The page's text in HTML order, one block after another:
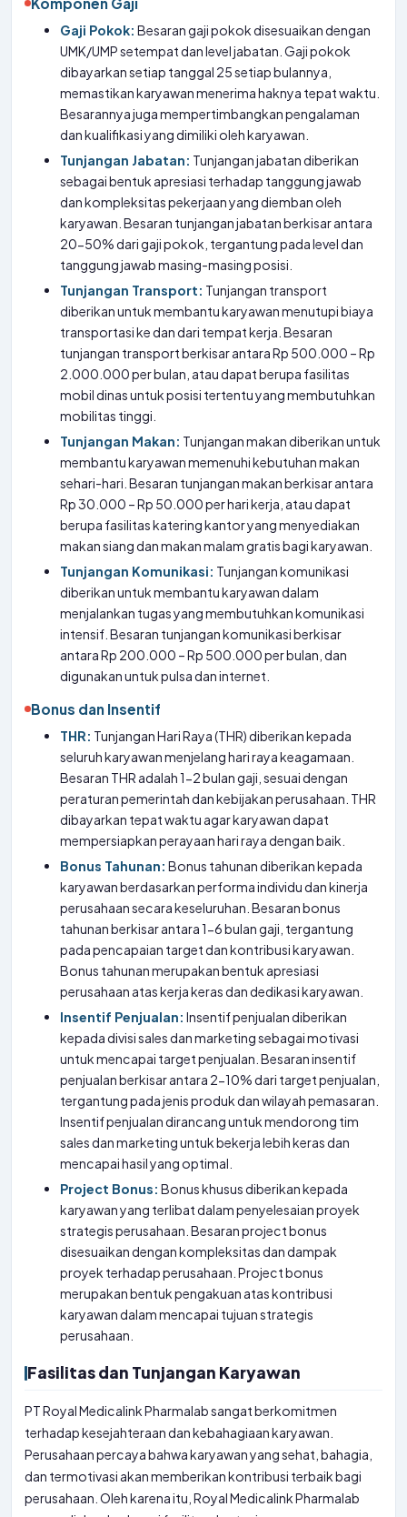
Gaji Pokok: Besaran gaji pokok disesuaikan dengan
UMK/UMP setempat dan level jabatan. Gaji pokok
dibayarkan setiap tanggal 25 setiap bulannya,
memastikan karyawan menerima haknya tepat waktu.
Besarannya juga mempertimbangkan pengalaman
dan kualifikasi yang dimiliki oleh karyawan.
Tunjangan Jabatan: Tunjangan jabatan diberikan
sebagai bentuk apresiasi terhadap tanggung jawab
dan kompleksitas pekerjaan yang diemban oleh
karyawan. Besaran tunjangan jabatan berkisar antara
20-50% dari gaji pokok, tergantung pada level dan
tanggung jawab masing-masing posisi.
Tunjangan Transport: Tunjangan transport
diberikan untuk membantu karyawan menutupi biaya
transportasi ke dan dari tempat kerja. Besaran
tunjangan transport berkisar antara Rp 500.000 – Rp
2.000.000 per bulan, atau dapat berupa fasilitas
mobil dinas untuk posisi tertentu yang membutuhkan
mobilitas tinggi.
Tunjangan Makan: Tunjangan makan diberikan untuk
membantu karyawan memenuhi kebutuhan makan
sehari-hari. Besaran tunjangan makan berkisar antara
Rp 30.000 – Rp 50.000 per hari kerja, atau dapat
berupa fasilitas katering kantor yang menyediakan
makan siang dan makan malam gratis bagi karyawan.
Tunjangan Komunikasi: Tunjangan komunikasi
diberikan untuk membantu karyawan dalam
menjalankan tugas yang membutuhkan komunikasi
intensif. Besaran tunjangan komunikasi berkisar
antara Rp 200.000 – Rp 500.000 per bulan, dan
digunakan untuk pulsa dan internet.
Bonus dan Insentif
THR: Tunjangan Hari Raya (THR) diberikan kepada
seluruh karyawan menjelang hari raya keagamaan.
Besaran THR adalah 1-2 bulan gaji, sesuai dengan
peraturan pemerintah dan kebijakan perusahaan. THR
dibayarkan tepat waktu agar karyawan dapat
mempersiapkan perayaan hari raya dengan baik.
Bonus Tahunan: Bonus tahunan diberikan kepada
karyawan berdasarkan performa individu dan kinerja
perusahaan secara keseluruhan. Besaran bonus
tahunan berkisar antara 1-6 bulan gaji, tergantung
pada pencapaian target dan kontribusi karyawan.
Bonus tahunan merupakan bentuk apresiasi
perusahaan atas kerja keras dan dedikasi karyawan.
Insentif Penjualan: Insentif penjualan diberikan
kepada divisi sales dan marketing sebagai motivasi
untuk mencapai target penjualan. Besaran insentif
penjualan berkisar antara 2-10% dari target penjualan,
tergantung pada jenis produk dan wilayah pemasaran.
Insentif penjualan dirancang untuk mendorong tim
sales dan marketing untuk bekerja lebih keras dan
mencapai hasil yang optimal.
Project Bonus: Bonus khusus diberikan kepada
karyawan yang terlibat dalam penyelesaian proyek
strategis perusahaan. Besaran project bonus
disesuaikan dengan kompleksitas dan dampak
proyek terhadap perusahaan. Project bonus
merupakan bentuk pengakuan atas kontribusi
karyawan dalam mencapai tujuan strategis
perusahaan.
Fasilitas dan Tunjangan Karyawan
PT Royal Medicalink Pharmalab sangat berkomitmen
terhadap kesejahteraan dan kebahagiaan karyawan.
Perusahaan percaya bahwa karyawan yang sehat, bahagia,
dan termotivasi akan memberikan kontribusi terbaik bagi
perusahaan. Oleh karena itu, Royal Medicalink Pharmalab